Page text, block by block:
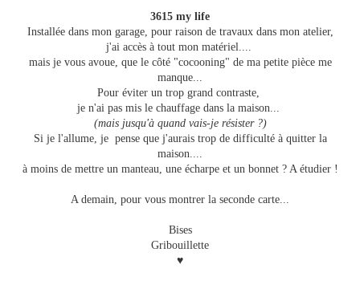
3615 my life
Installée dans mon garage, pour raison de travaux dans mon atelier,
j'ai accès à tout mon matériel....
mais je vous avoue, que le côté "cocooning" de ma petite pièce me
manque...
Pour éviter un trop grand contraste,
je n'ai pas mis le chauffage dans la maison...
(mais jusqu'à quand vais-je résister ?)
Si je l'allume, je pense que j'aurais trop de difficulté à quitter la
maison....
à moins de mettre un manteau, une écharpe et un bonnet ? A étudier !
A demain, pour vous montrer la seconde carte...
Bises
Gribouillette
♥